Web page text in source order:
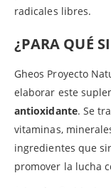
radicales libres.
¿PARA QUÉ
Gheos Proyecto
elaborar este
antioxidante. Se
vitaminas,
ingredientes que
promover la lucha